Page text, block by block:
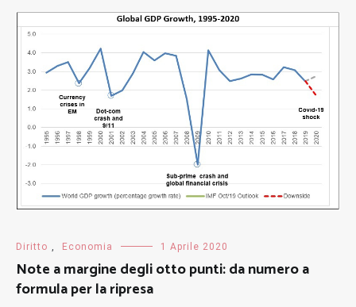
Diritto , Economia 1 Aprile 2020
Note a margine degli otto punti: da numero a
formula per la ripresa